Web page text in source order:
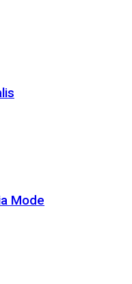
Mode